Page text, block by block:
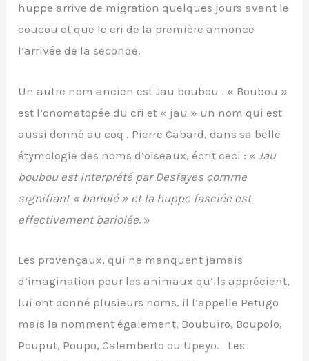
huppe arrive de migration quelques jours avant le
coucou et que le cri de la première annonce
l’arrivée de la seconde.
Un autre nom ancien est Jau boubou . « Boubou »
est l’onomatopée du cri et « jau » un nom qui est
aussi donné au coq . Pierre Cabard, dans sa belle
étymologie des noms d’oiseaux, écrit ceci : «Jau
boubou est interprété par Desfayes comme
signifiant « bariolé » et la huppe fasciée est
effectivement bariolée. »
Les provençaux, qui ne manquent jamais
d’imagination pour les animaux qu’ils apprécient,
lui ont donné plusieurs noms. il l’appelle Petugo
mais la nomment également, Boubuiro, Boupolo,
Pouput, Poupo, Calemberto ou Upeyo. Les